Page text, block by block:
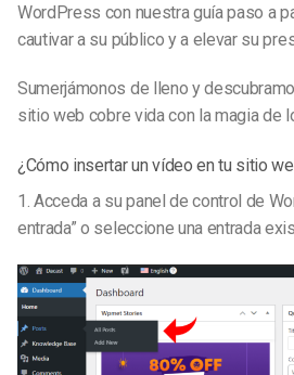
WordPress con nuestra guía paso a
cautivar a su público y a elevar su
Sumerjámonos de lleno y
sitio web cobre vida con la magia de
¿Cómo insertar un vídeo en tu sitio
1. Acceda a su panel de control de
entrada” o seleccione una entrada